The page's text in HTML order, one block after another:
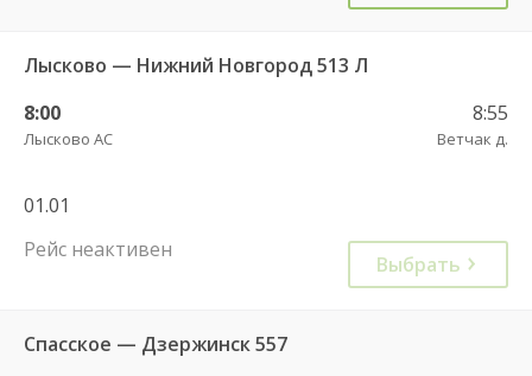
Лысково — Нижний Новгород 513 Л
8:00
Лысково АС
8:55
Ветчак д.
01.01
Рейс неактивен
Выбрать
Спасское — Дзержинск 557